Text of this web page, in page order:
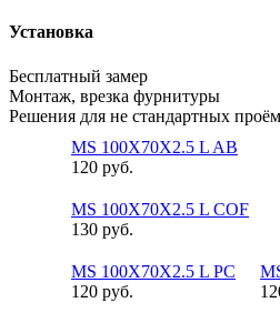
Установка
Бесплатный замер
Монтаж, врезка фурнитуры
Решения для не стандартных
MS 100X70X2.5 L AB
120 руб.
MS 100X70X2.5 L COF
130 руб.
MS 100X70X2.5 L PC
120 руб.